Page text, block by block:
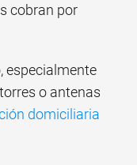
cobran por
especialmente
o antenas
domiciliaria